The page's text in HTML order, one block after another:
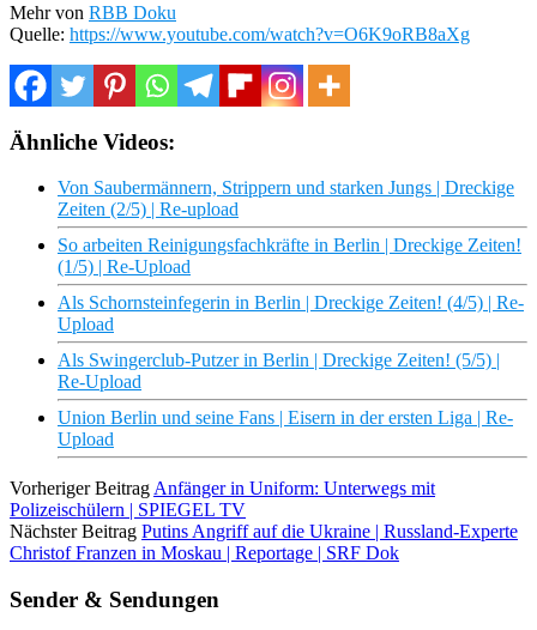
Mehr von RBB Doku
Quelle: https://www.youtube.com/watch?v=O6K9oRB8aXg
Ähnliche Videos:
Von Saubermännern, Strippern und starken Jungs | Dreckige
Zeiten (2/5) | Re-upload
So arbeiten Reinigungsfachkräfte in Berlin | Dreckige Zeiten!
(1/5) | Re-Upload
Als Schornsteinfegerin in Berlin | Dreckige Zeiten! (4/5) | Re-
Upload
Als Swingerclub-Putzer in Berlin | Dreckige Zeiten! (5/5) |
Re-Upload
Union Berlin und seine Fans | Eisern in der ersten Liga | Re-
Upload
Vorheriger Beitrag Anfänger in Uniform: Unterwegs mit
Polizeischülern | SPIEGEL TV
Nächster Beitrag Putins Angriff auf die Ukraine | Russland-Experte
Christof Franzen in Moskau | Reportage | SRF Dok
Sender & Sendungen